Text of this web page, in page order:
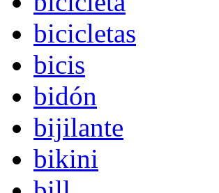
bicicletas
bicis
bidón
bijilante
bikini